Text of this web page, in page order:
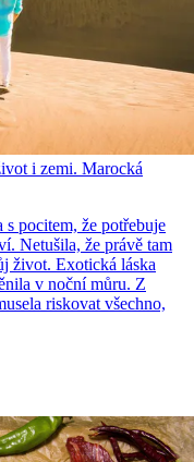
i zemi. Marocká
pocitem, že potřebuje
Netušila, že právě tam
život. Exotická láska
v noční můru. Z
riskovat všechno,